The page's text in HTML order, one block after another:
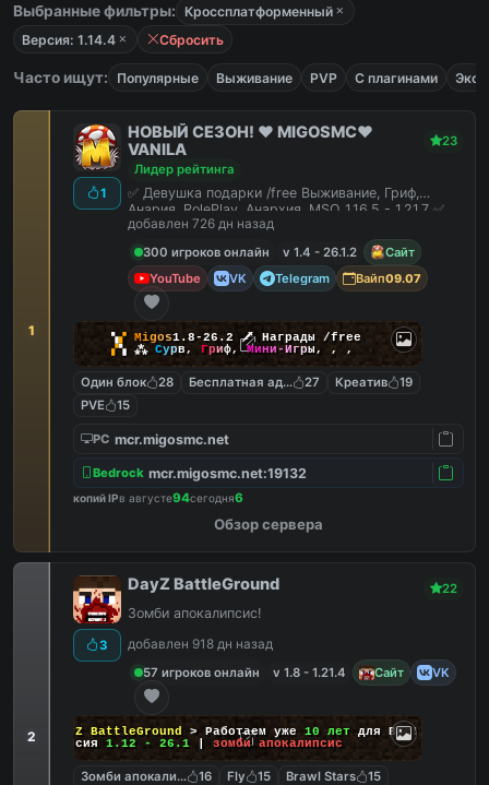
Выбранные фильтры:
Кроссплатформенный
Версия: 1.14.4
Сбросить
Часто ищут: Популярные Выживание PVP С плагинами
1
1
НОВЫЙ СЕЗОН! ❤️ MIGOSMC❤️
VANILA
23
Лидер рейтинга
✅ Девушка подарки /free Выживание, Гриф,
Анария, RolePlay, Анархия, MSO 1.16.5 - 1.21.7 ✅
добавлен 726 дн назад
300 игроков онлайн
v 1.4 - 26.1.2
Сайт
YouTube
VK Telegram Вайп09.07
▚▞ Migos1.8-26.2🗡 Награды /free
▞▚ ⁂ Сурв, Гриф,Мини-Игры, , ,
Один блок 28 Бесплатная админка
27 Креатив
19
PVE
15
PC mcr.migosmc.net
Bedrock mcr.migosmc.net:19132
копий IPв августе94сегодня6
Обзор сервера
2
3
DayZ BattleGround 22
Зомби апокалипсис!
добавлен 918 дн назад
57 игроков онлайн
v 1.8 - 1.21.4 Сайт VK
DayZ BattleGround > Работаем уже 10 лет для Вас!
Версия 1.12 - 26.1 | зомби апокалипсис
Зомби апокалипсис16 Fly 15 Brawl Stars
15